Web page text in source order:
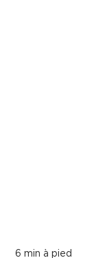
6 min à pied